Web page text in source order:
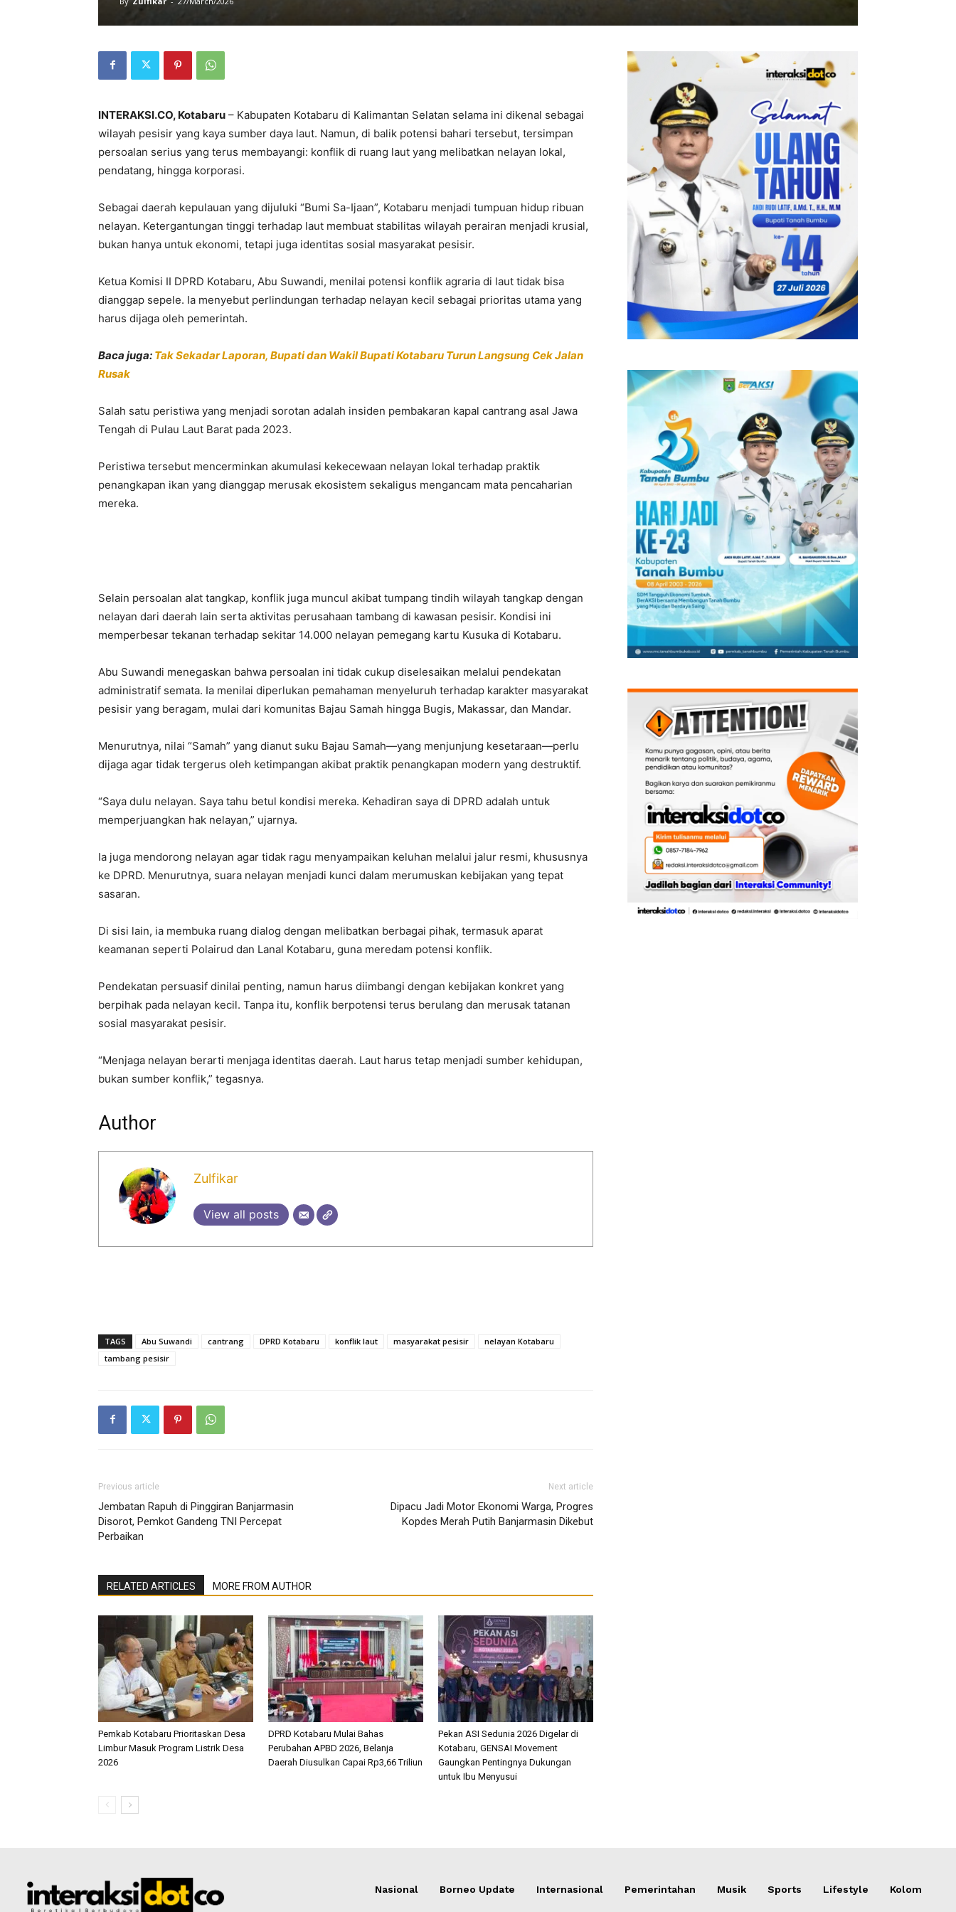
INTERAKSI.CO, Kotabaru – Kabupaten Kotabaru di Kalimantan Selatan selama ini dikenal sebagai
wilayah pesisir yang kaya sumber daya laut. Namun, di balik potensi bahari tersebut, tersimpan
persoalan serius yang terus membayangi: konflik di ruang laut yang melibatkan nelayan lokal,
pendatang, hingga korporasi.
Sebagai daerah kepulauan yang dijuluki “Bumi Sa-Ijaan”, Kotabaru menjadi tumpuan hidup ribuan
nelayan. Ketergantungan tinggi terhadap laut membuat stabilitas wilayah perairan menjadi krusial,
bukan hanya untuk ekonomi, tetapi juga identitas sosial masyarakat pesisir.
Ketua Komisi II DPRD Kotabaru, Abu Suwandi, menilai potensi konflik agraria di laut tidak bisa
dianggap sepele. Ia menyebut perlindungan terhadap nelayan kecil sebagai prioritas utama yang
harus dijaga oleh pemerintah.
Baca juga: Tak Sekadar Laporan, Bupati dan Wakil Bupati Kotabaru Turun Langsung Cek Jalan
Rusak
Salah satu peristiwa yang menjadi sorotan adalah insiden pembakaran kapal cantrang asal Jawa
Tengah di Pulau Laut Barat pada 2023.
Peristiwa tersebut mencerminkan akumulasi kekecewaan nelayan lokal terhadap praktik
penangkapan ikan yang dianggap merusak ekosistem sekaligus mengancam mata pencaharian
mereka.
Selain persoalan alat tangkap, konflik juga muncul akibat tumpang tindih wilayah tangkap dengan
nelayan dari daerah lain serta aktivitas perusahaan tambang di kawasan pesisir. Kondisi ini
memperbesar tekanan terhadap sekitar 14.000 nelayan pemegang kartu Kusuka di Kotabaru.
Abu Suwandi menegaskan bahwa persoalan ini tidak cukup diselesaikan melalui pendekatan
administratif semata. Ia menilai diperlukan pemahaman menyeluruh terhadap karakter masyarakat
pesisir yang beragam, mulai dari komunitas Bajau Samah hingga Bugis, Makassar, dan Mandar.
Menurutnya, nilai “Samah” yang dianut suku Bajau Samah—yang menjunjung kesetaraan—perlu
dijaga agar tidak tergerus oleh ketimpangan akibat praktik penangkapan modern yang destruktif.
“Saya dulu nelayan. Saya tahu betul kondisi mereka. Kehadiran saya di DPRD adalah untuk
memperjuangkan hak nelayan,” ujarnya.
Ia juga mendorong nelayan agar tidak ragu menyampaikan keluhan melalui jalur resmi, khususnya
ke DPRD. Menurutnya, suara nelayan menjadi kunci dalam merumuskan kebijakan yang tepat
sasaran.
Di sisi lain, ia membuka ruang dialog dengan melibatkan berbagai pihak, termasuk aparat
keamanan seperti Polairud dan Lanal Kotabaru, guna meredam potensi konflik.
Pendekatan persuasif dinilai penting, namun harus diimbangi dengan kebijakan konkret yang
berpihak pada nelayan kecil. Tanpa itu, konflik berpotensi terus berulang dan merusak tatanan
sosial masyarakat pesisir.
“Menjaga nelayan berarti menjaga identitas daerah. Laut harus tetap menjadi sumber kehidupan,
bukan sumber konflik,” tegasnya.
Author
Zulfikar
View all posts
TAGS Abu Suwandi cantrang DPRD Kotabaru konflik laut masyarakat pesisir
nelayan Kotabaru
tambang pesisir
Previous article
Jembatan Rapuh di Pinggiran Banjarmasin
Disorot, Pemkot Gandeng TNI Percepat
Perbaikan
Next article
Dipacu Jadi Motor Ekonomi Warga, Progres
Kopdes Merah Putih Banjarmasin Dikebut
RELATED ARTICLES MORE FROM AUTHOR
Pemkab Kotabaru Prioritaskan Desa
Limbur Masuk Program Listrik Desa
2026
DPRD Kotabaru Mulai Bahas
Perubahan APBD 2026, Belanja
Daerah Diusulkan Capai Rp3,66 Triliun
Pekan ASI Sedunia 2026 Digelar di
Kotabaru, GENSAI Movement
Gaungkan Pentingnya Dukungan
untuk Ibu Menyusui
Nasional Borneo Update Internasional Pemerintahan Musik Sports Lifestyle Kolom